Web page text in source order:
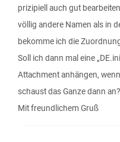
prizipiell auch gut
völlig andere Namen als in
bekomme ich die
Soll ich dann mal eine
Attachment anhängen,
schaust das Ganze dann an?
Mit freundlichem Gruß